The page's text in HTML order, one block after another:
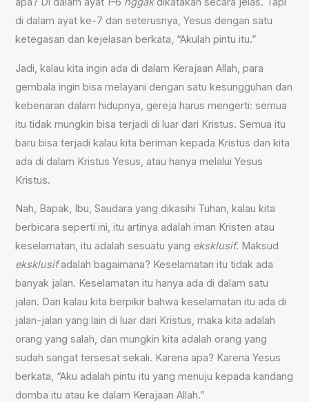
di dalam ayat ke-7 dan seterusnya, Yesus dengan satu
ketegasan dan kejelasan berkata, “Akulah pintu itu.”
Jadi, kalau kita ingin ada di dalam Kerajaan Allah, para
gembala ingin bisa melayani dengan satu kesungguhan dan
kebenaran dalam hidupnya, gereja harus mengerti: semua
itu tidak mungkin bisa terjadi di luar dari Kristus. Semua itu
baru bisa terjadi kalau kita beriman kepada Kristus dan kita
ada di dalam Kristus Yesus, atau hanya melalui Yesus
Kristus.
Nah, Bapak, Ibu, Saudara yang dikasihi Tuhan, kalau kita
berbicara seperti ini, itu artinya adalah iman Kristen atau
keselamatan, itu adalah sesuatu yang eksklusif. Maksud
eksklusifadalah bagaimana? Keselamatan itu tidak ada
banyak jalan. Keselamatan itu hanya ada di dalam satu
jalan. Dan kalau kita berpikir bahwa keselamatan itu ada di
jalan-jalan yang lain di luar dari Kristus, maka kita adalah
orang yang salah, dan mungkin kita adalah orang yang
sudah sangat tersesat sekali. Karena apa? Karena Yesus
berkata, “Aku adalah pintu itu yang menuju kepada kandang
domba itu atau ke dalam Kerajaan Allah.”